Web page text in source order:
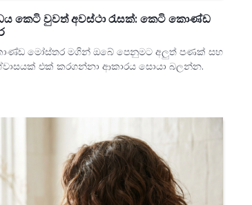
කෙටි වුවත් අවස්ථා රැසක්: කෙටි කොණ්ඩ
මෝස්තර මගින් ඔබේ පෙනුමට අලුත් පණක් සහ
එක් කරගන්නා ආකාරය සොයා බලන්න.